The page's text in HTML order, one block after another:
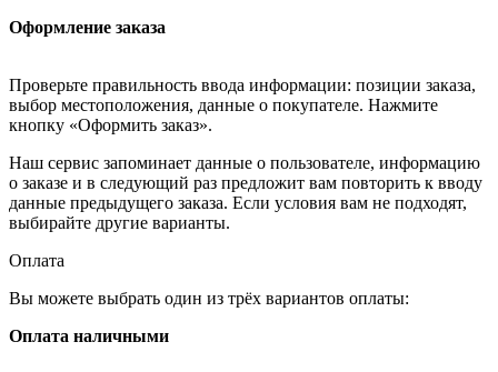
Оформление заказа
Проверьте правильность ввода информации: позиции заказа,
выбор местоположения, данные о покупателе. Нажмите
кнопку «Оформить заказ».
Наш сервис запоминает данные о пользователе, информацию
о заказе и в следующий раз предложит вам повторить к вводу
данные предыдущего заказа. Если условия вам не подходят,
выбирайте другие варианты.
Оплата
Вы можете выбрать один из трёх вариантов оплаты:
Оплата наличными